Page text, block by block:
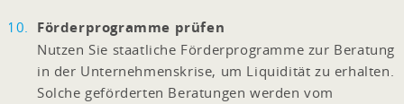
Förderprogramme prüfen
Nutzen Sie staatliche Förderprogramme zur Beratung
in der Unternehmenskrise, um Liquidität zu erhalten.
Solche geförderten Beratungen werden vom